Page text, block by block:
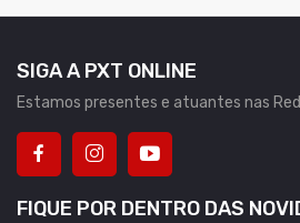
SIGA A PXT ONLINE
Estamos presentes e atuantes nas
FIQUE POR DENTRO DAS